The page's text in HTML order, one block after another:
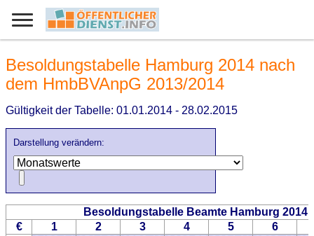
Darstellung verändern:
Besoldungstabelle Hamburg 2014 nach
dem HmbBVAnpG 2013/2014
Gültigkeit der Tabelle: 01.01.2014 - 28.02.2015
Besoldungstabelle Beamte Hamburg 2014
€
1 2 3 4 5
6